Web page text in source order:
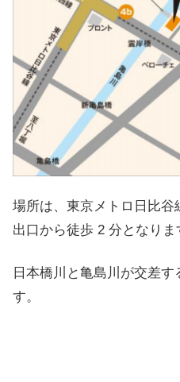
場所は、東京メトロ日比
出口から徒歩 2 分となりま
日本橋川と亀島川が交差
す。